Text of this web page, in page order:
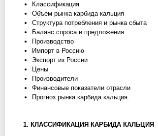
Классификация
Объем рынка карбида кальция
Структура потребления и рынка сбыта
Баланс спроса и предложения
Производство
Импорт в Россию
Экспорт из России
Цены
Производители
Финансовые показатели отрасли
Прогноз рынка карбида кальция.
1. КЛАССИФИКАЦИЯ КАРБИДА КАЛЬЦИЯ